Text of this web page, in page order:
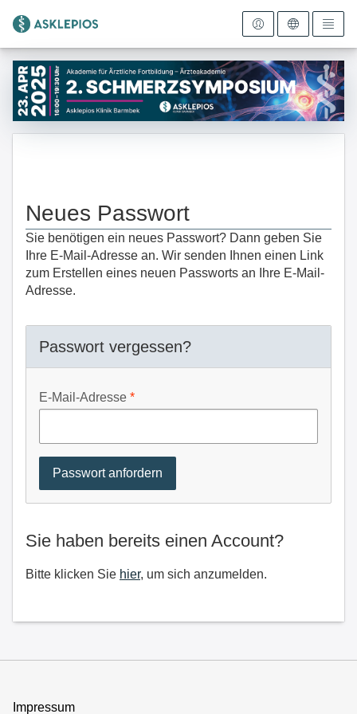
Zur Startseite
Neues Passwort
Sie benötigen ein neues Passwort? Dann geben Sie
Ihre E-Mail-Adresse an. Wir senden Ihnen einen Link
zum Erstellen eines neuen Passworts an Ihre E-Mail-
Adresse.
Passwort vergessen?
E-Mail-Adresse
Sie haben bereits einen Account?
Bitte klicken Sie hier, um sich anzumelden.
Impressum